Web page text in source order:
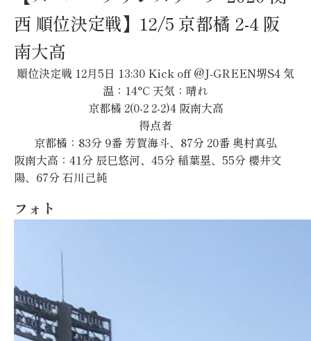
西 順位決定戦】12/5 京都橘 2-4 阪
南大高
順位決定戦 12月5日 13:30 Kick off @J-GREEN堺S4 気
温：14°C 天気：晴れ
京都橘 2(0-2 2-2)4 阪南大高
得点者
京都橘：83分 9番 芳賀海斗、87分 20番 奥村真弘
阪南大高：41分 辰巳悠河、45分 稲葉塁、55分 櫻井文
陽、67分 石川己純
フォト